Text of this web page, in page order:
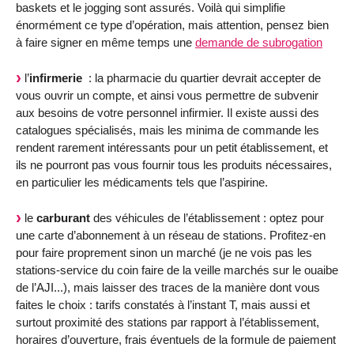
baskets et le jogging sont assurés. Voilà qui simplifie
énormément ce type d’opération, mais attention, pensez bien
à faire signer en même temps une demande de subrogation
l’infirmerie : la pharmacie du quartier devrait accepter de
vous ouvrir un compte, et ainsi vous permettre de subvenir
aux besoins de votre personnel infirmier. Il existe aussi des
catalogues spécialisés, mais les minima de commande les
rendent rarement intéressants pour un petit établissement, et
ils ne pourront pas vous fournir tous les produits nécessaires,
en particulier les médicaments tels que l’aspirine.
le carburant des véhicules de l’établissement : optez pour
une carte d’abonnement à un réseau de stations. Profitez-en
pour faire proprement sinon un marché (je ne vois pas les
stations-service du coin faire de la veille marchés sur le ouaibe
de l’AJI...), mais laisser des traces de la manière dont vous
faites le choix : tarifs constatés à l’instant T, mais aussi et
surtout proximité des stations par rapport à l’établissement,
horaires d’ouverture, frais éventuels de la formule de paiement